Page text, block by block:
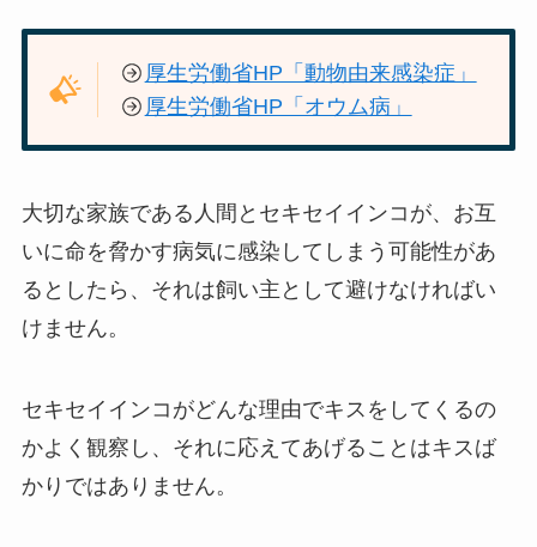
厚生労働省HP「動物由来感染症」
厚生労働省HP「オウム病」
大切な家族である人間とセキセイインコが、お互
いに命を脅かす病気に感染してしまう可能性があ
るとしたら、それは飼い主として避けなければい
けません。
セキセイインコがどんな理由でキスをしてくるの
かよく観察し、それに応えてあげることはキスば
かりではありません。